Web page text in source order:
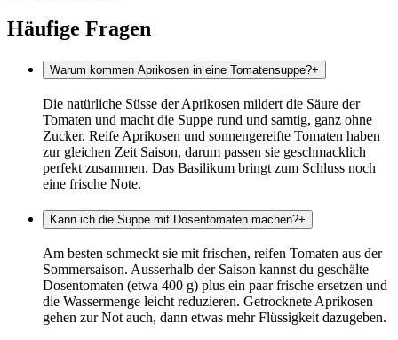
Häufige Fragen
Warum kommen Aprikosen in eine Tomatensuppe?+
Die natürliche Süsse der Aprikosen mildert die Säure der
Tomaten und macht die Suppe rund und samtig, ganz ohne
Zucker. Reife Aprikosen und sonnengereifte Tomaten haben
zur gleichen Zeit Saison, darum passen sie geschmacklich
perfekt zusammen. Das Basilikum bringt zum Schluss noch
eine frische Note.
Kann ich die Suppe mit Dosentomaten machen?+
Am besten schmeckt sie mit frischen, reifen Tomaten aus der
Sommersaison. Ausserhalb der Saison kannst du geschälte
Dosentomaten (etwa 400 g) plus ein paar frische ersetzen und
die Wassermenge leicht reduzieren. Getrocknete Aprikosen
gehen zur Not auch, dann etwas mehr Flüssigkeit dazugeben.